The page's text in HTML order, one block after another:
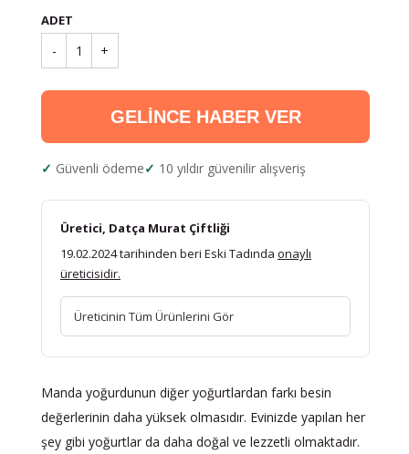
ADET
- 1 +
GELİNCE HABER VER
Güvenli ödeme 10 yıldır güvenilir alışveriş
Üretici, Datça Murat Çiftliği
19.02.2024 tarihinden beri Eski Tadında onaylı
üreticisidir.
Üreticinin Tüm Ürünlerini Gör
Manda yoğurdunun diğer yoğurtlardan farkı besin
değerlerinin daha yüksek olmasıdır. Evinizde yapılan her
şey gibi yoğurtlar da daha doğal ve lezzetli olmaktadır.